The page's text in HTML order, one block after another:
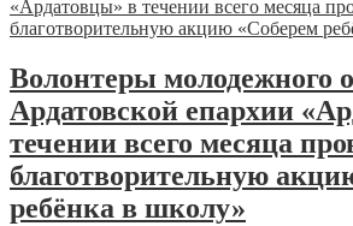
Волонтеры молодежного
Ардатовской епархии
течении всего месяца
благотворительную
ребёнка в школу»